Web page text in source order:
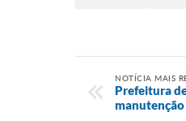
NOTÍCIA MAIS
Prefeitura